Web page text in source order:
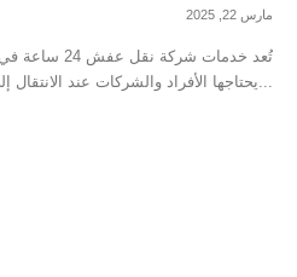
مارس 22, 2025
تُعد خدمات
يحتاجها الأفراد والشركات عند الانتقال إلى مكان جديد. فقد أصبح البحث...